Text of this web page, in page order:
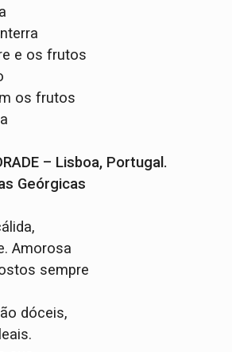
e os frutos
os frutos
– Lisboa, Portugal.
Geórgicas
Amorosa
sempre
dóceis,